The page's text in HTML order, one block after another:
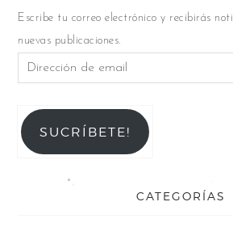
Escribe tu correo electrónico y recibirás
nuevas publicaciones.
SUCRÍBETE!
CATEGORÍAS